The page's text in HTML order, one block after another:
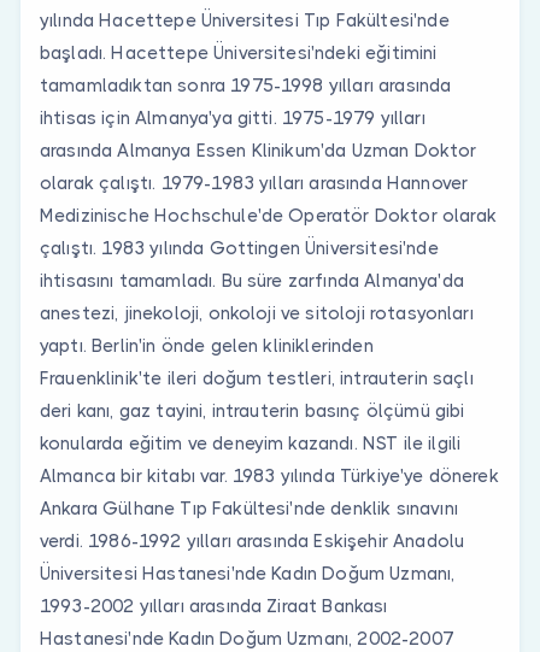
yılında Hacettepe Üniversitesi Tıp Fakültesi'nde
başladı. Hacettepe Üniversitesi'ndeki eğitimini
tamamladıktan sonra 1975-1998 yılları arasında
ihtisas için Almanya'ya gitti. 1975-1979 yılları
arasında Almanya Essen Klinikum'da Uzman Doktor
olarak çalıştı. 1979-1983 yılları arasında Hannover
Medizinische Hochschule'de Operatör Doktor olarak
çalıştı. 1983 yılında Gottingen Üniversitesi'nde
ihtisasını tamamladı. Bu süre zarfında Almanya'da
anestezi, jinekoloji, onkoloji ve sitoloji rotasyonları
yaptı. Berlin'in önde gelen kliniklerinden
Frauenklinik'te ileri doğum testleri, intrauterin saçlı
deri kanı, gaz tayini, intrauterin basınç ölçümü gibi
konularda eğitim ve deneyim kazandı. NST ile ilgili
Almanca bir kitabı var. 1983 yılında Türkiye'ye dönerek
Ankara Gülhane Tıp Fakültesi'nde denklik sınavını
verdi. 1986-1992 yılları arasında Eskişehir Anadolu
Üniversitesi Hastanesi'nde Kadın Doğum Uzmanı,
1993-2002 yılları arasında Ziraat Bankası
Hastanesi'nde Kadın Doğum Uzmanı, 2002-2007